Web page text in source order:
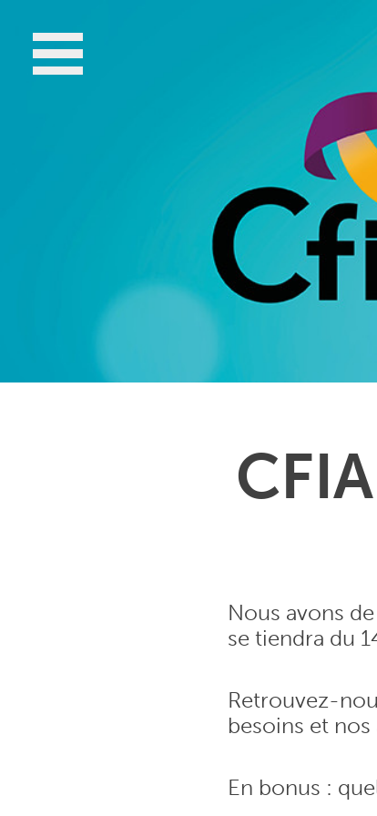
Nous avons
se tiendra du
Retrouvez-
besoins et
En bonus :